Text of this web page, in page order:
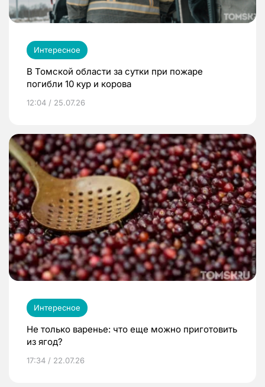
Интересное
В Томской области за сутки при пожаре
погибли 10 кур и корова
12:04 / 25.07.26
Интересное
Не только варенье: что еще можно приготовить
из ягод?
17:34 / 22.07.26